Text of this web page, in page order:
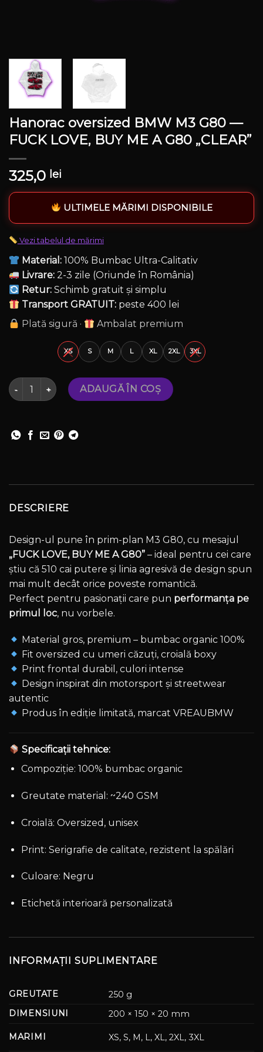
Hanorac oversized BMW M3 G80 —
FUCK LOVE, BUY ME A G80 „CLEAR”
325,0 lei
ULTIMELE MĂRIMI DISPONIBILE
Vezi tabelul de mărimi
Material: 100% Bumbac Ultra-Calitativ
Livrare: 2-3 zile (Oriunde în România)
Retur: Schimb gratuit și simplu
Transport GRATUIT: peste 400 lei
Plată sigură ·
Ambalat premium
XS S M L XL 2XL 3XL
Cantitate Hanorac oversized BMW M3 G80 — FUCK LOVE,
ADAUGĂ ÎN COȘ
DESCRIERE
Design-ul pune în prim-plan M3 G80, cu mesajul
„FUCK LOVE, BUY ME A G80” – ideal pentru cei care
știu că 510 cai putere și linia agresivă de design spun
mai mult decât orice poveste romantică.
Perfect pentru pasionații care pun performanța pe
primul loc, nu vorbele.
Material gros, premium – bumbac organic 100%
Fit oversized cu umeri căzuți, croială boxy
Print frontal durabil, culori intense
Design inspirat din motorsport și streetwear
autentic
Produs în ediție limitată, marcat VREAUBMW
Specificații tehnice:
Compoziție: 100% bumbac organic
Greutate material: ~240 GSM
Croială: Oversized, unisex
Print: Serigrafie de calitate, rezistent la spălări
Culoare: Negru
Etichetă interioară personalizată
INFORMAȚII SUPLIMENTARE
GREUTATE
250 g
DIMENSIUNI
200 × 150 × 20 mm
MARIMI XS, S, M, L, XL, 2XL, 3XL